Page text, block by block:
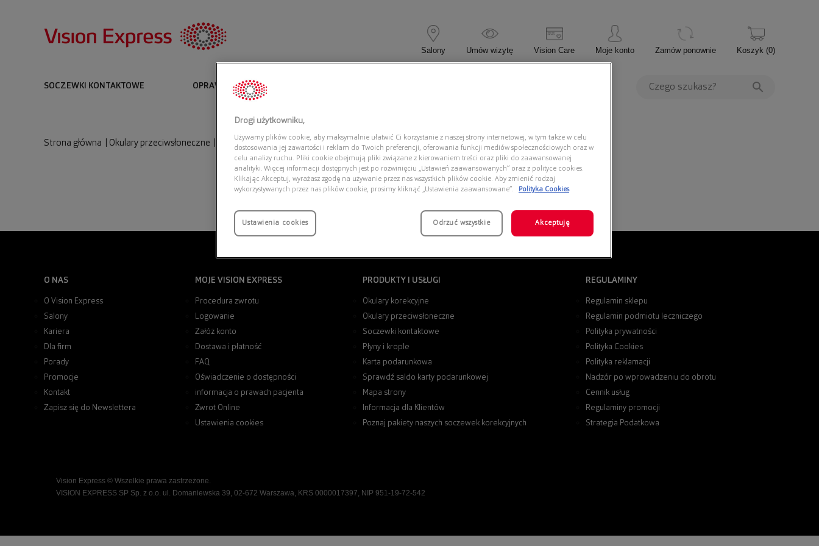
Salony Umów wizytę Vision Care Moje konto Zamów ponownie Koszyk (0)
SOCZEWKI KONTAKTOWE OPRAWKI I OKULARY KOREKCYJNE
Strona główna Okulary przeciwsłoneczne EMPORIO ARMANI 0EA2144 336673
O NAS
O Vision Express
Salony
Kariera
Dla firm
Porady
Promocje
Kontakt
Zapisz się do Newslettera
MOJE VISION EXPRESS
Procedura zwrotu
Logowanie
Załóż konto
Dostawa i płatność
FAQ
Oświadczenie o dostępności
informacja o prawach pacjenta
Zwrot Online
Ustawienia cookies
PRODUKTY I USŁUGI
Okulary korekcyjne
Okulary przeciwsłoneczne
Soczewki kontaktowe
Płyny i krople
Karta podarunkowa
Sprawdź saldo karty podarunkowej
Mapa strony
Informacja dla Klientów
Poznaj pakiety naszych soczewek korekcyjnych
REGULAMINY
Regulamin sklepu
Regulamin podmiotu leczniczego
Polityka prywatności
Polityka Cookies
Polityka reklamacji
Nadzór po wprowadzeniu do obrotu
Cennik usług
Regulaminy promocji
Strategia Podatkowa
Vision Express © Wszelkie prawa zastrzeżone.
VISION EXPRESS SP Sp. z o.o. ul. Domaniewska 39, 02-672 Warszawa, KRS 0000017397, NIP 951-19-72-542
Drogi użytkowniku,
Używamy plików cookie, aby maksymalnie ułatwić Ci korzystanie z naszej strony internetowej, w tym także w celu
dostosowania jej zawartości i reklam do Twoich preferencji, oferowania funkcji mediów społecznościowych oraz w
celu analizy ruchu. Pliki cookie obejmują pliki związane z kierowaniem treści oraz pliki do zaawansowanej
analityki. Więcej informacji dostępnych jest po rozwinięciu „Ustawień zaawansowanych” oraz z polityce cookies.
Klikając Akceptuj, wyrażasz zgodę na używanie przez nas wszystkich plików cookie. Aby zmienić rodzaj
wykorzystywanych przez nas plików cookie, prosimy kliknąć „Ustawienia zaawansowane”.
Polityka Cookies
Ustawienia cookies Odrzuć wszystkie Akceptuję